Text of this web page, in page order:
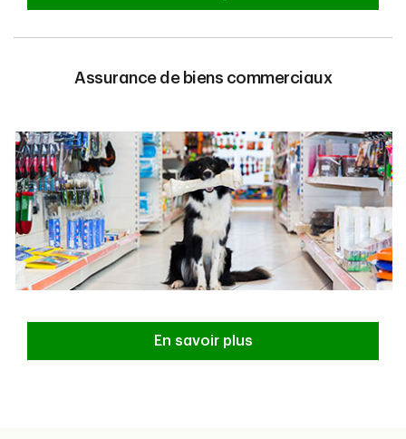
Assurance de biens commerciaux
En savoir plus